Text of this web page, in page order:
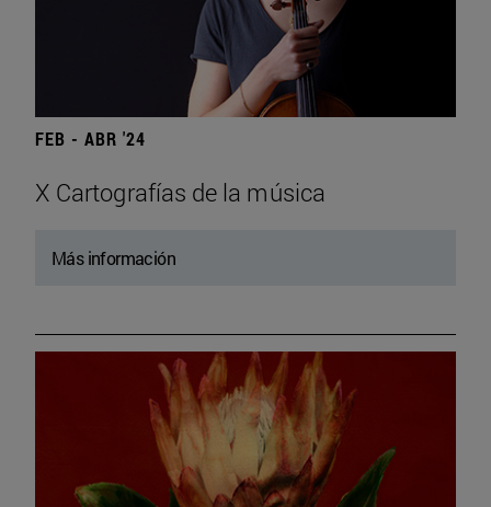
FEB - ABR '24
X Cartografías de la música
Más información